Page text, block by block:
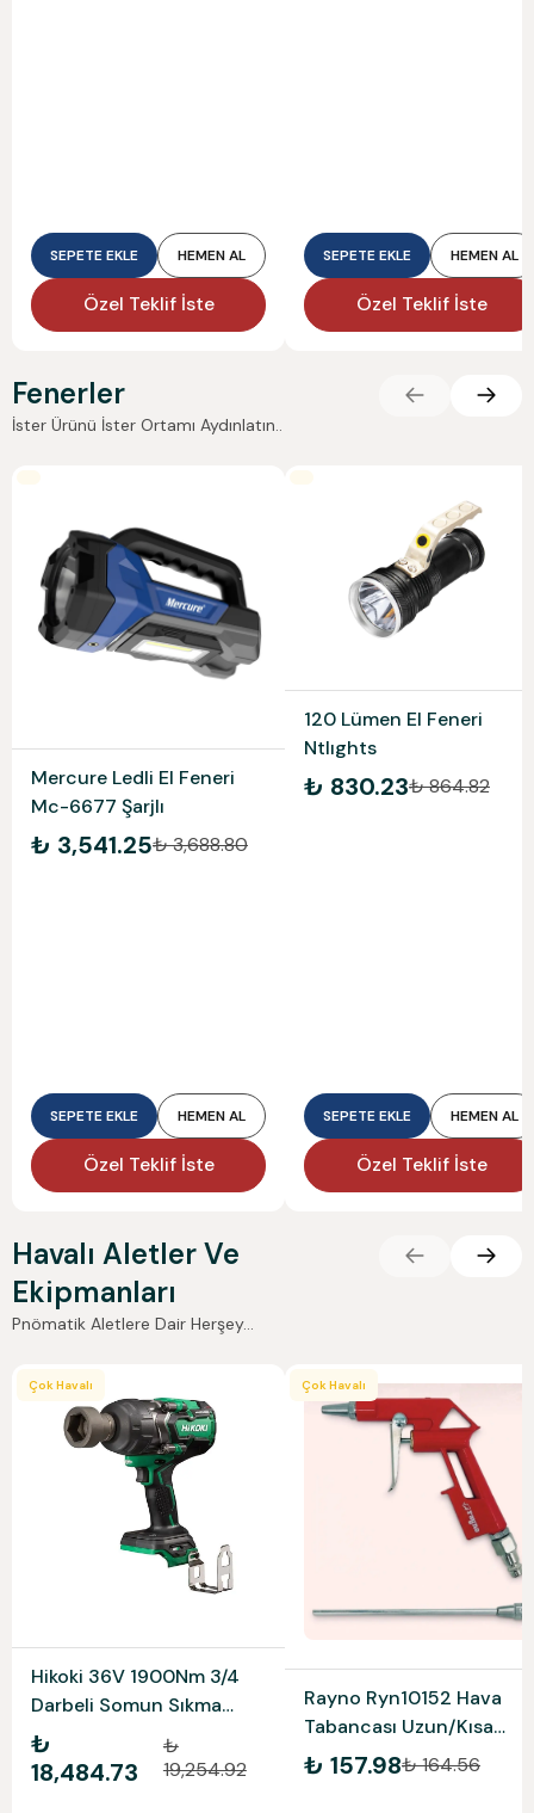
SEPETE EKLE HEMEN AL
Özel Teklif İste
SEPETE EKLE HEMEN AL
Özel Teklif İste
Fenerler
İster Ürünü İster Ortamı Aydınlatın..
Mercure Ledli El Feneri
Mc-6677 Şarjlı
₺ 3,541.25₺ 3,688.80
SEPETE EKLE HEMEN AL
Özel Teklif İste
120 Lümen El Feneri
Ntlıghts
₺ 830.23₺ 864.82
SEPETE EKLE HEMEN AL
Özel Teklif İste
Havalı Aletler Ve
Ekipmanları
Pnömatik Aletlere Dair Herşey...
Çok Havalı
Hikoki 36V 1900Nm 3/4
Darbeli Somun Sıkma
Wr36Df-0 Aküsüz Solo
Model
₺
18,484.73
₺
19,254.92
Çok Havalı
Rayno Ryn10152 Hava
Tabancası Uzun/Kısa
(Yedek Ucu İle Beraber
Hem Kısa Hem De Uzun
₺ 157.98₺ 164.56